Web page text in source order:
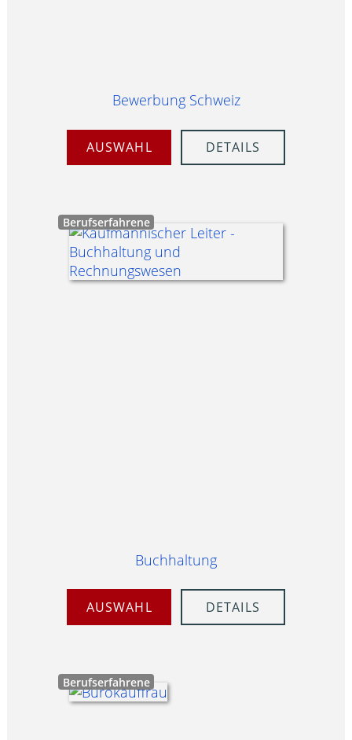
Bewerbung Schweiz
AUSWAHL DETAILS
Berufserfahrene
Buchhaltung
AUSWAHL DETAILS
Berufserfahrene